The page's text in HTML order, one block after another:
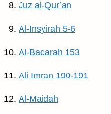
Juz al-Qur’an
Al-Insyirah 5-6
Al-Baqarah 153
Ali Imran 190-191
Al-Maidah